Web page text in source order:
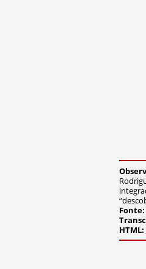
Fonte:
HTML: